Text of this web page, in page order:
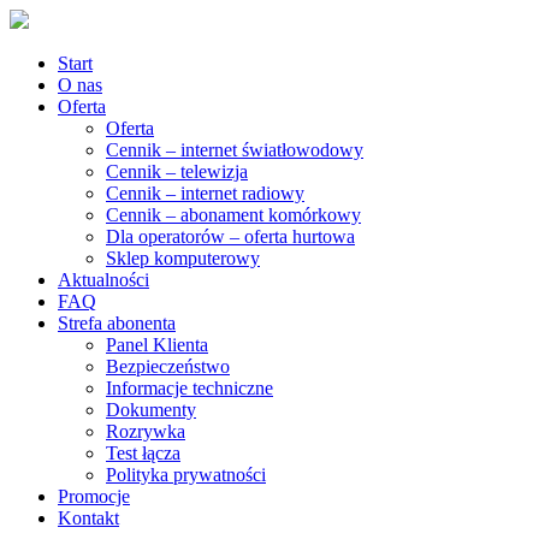
Start
O nas
Oferta
Oferta
Cennik – internet światłowodowy
Cennik – telewizja
Cennik – internet radiowy
Cennik – abonament komórkowy
Dla operatorów – oferta hurtowa
Sklep komputerowy
Aktualności
FAQ
Strefa abonenta
Panel Klienta
Bezpieczeństwo
Informacje techniczne
Dokumenty
Rozrywka
Test łącza
Polityka prywatności
Promocje
Kontakt